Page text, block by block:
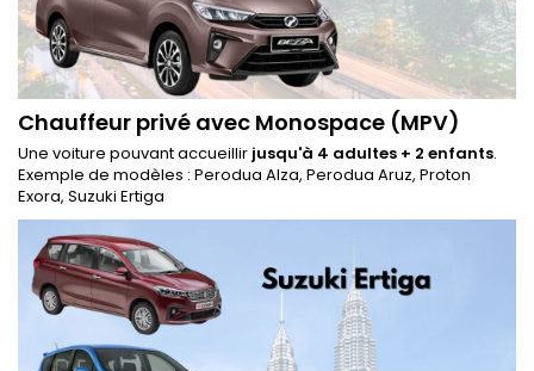
Chauffeur privé avec Monospace (MPV)
Une voiture pouvant accueillir jusqu'à 4 adultes + 2 enfants.
Exemple de modèles : Perodua Alza, Perodua Aruz, Proton
Exora, Suzuki Ertiga